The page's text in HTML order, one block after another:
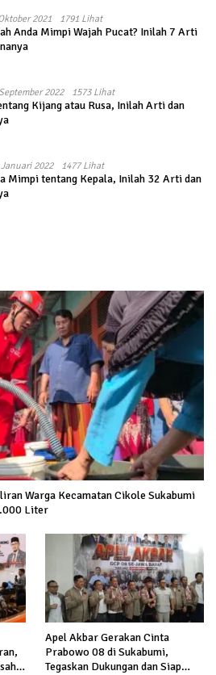
2021 1791 Lihat
Anda Mimpi Wajah Pucat? Inilah 7 Arti
2022 1573 Lihat
Kijang atau Rusa, Inilah Arti dan
2022 1477 Lihat
Mimpi tentang Kepala, Inilah 32 Arti dan
Warga Kecamatan Cikole Sukabumi
Liter
Apel Akbar Gerakan Cinta
Prabowo 08 di Sukabumi,
Tegaskan Dukungan dan Siap